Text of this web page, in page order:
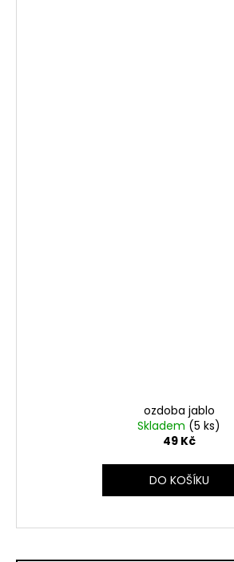
ozdoba jablo
Skladem (5 ks)
49 Kč
DO KOŠÍKU